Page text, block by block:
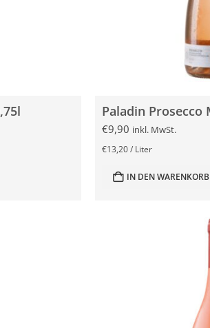
€9,90 inkl. MwSt.
€13,20/ Liter
IN DEN WARENKORB